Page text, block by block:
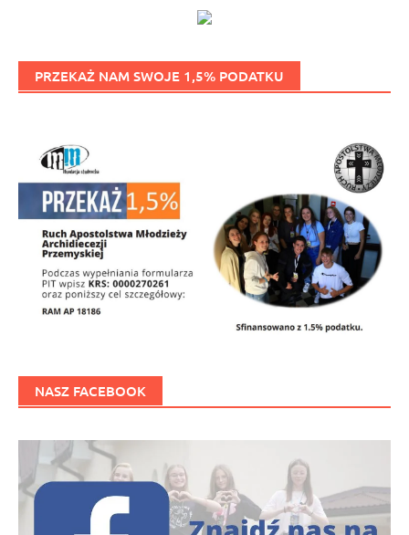
PRZEKAŻ NAM SWOJE 1,5% PODATKU
NASZ FACEBOOK